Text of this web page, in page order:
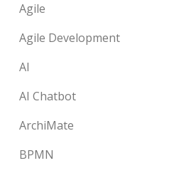
Agile
Agile Development
AI
AI Chatbot
ArchiMate
BPMN